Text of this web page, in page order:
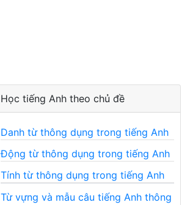
Học tiếng Anh theo chủ đề
Danh từ thông dụng trong tiếng Anh
Động từ thông dụng trong tiếng Anh
Tính từ thông dụng trong tiếng Anh
Từ vựng và mẫu câu tiếng Anh thông